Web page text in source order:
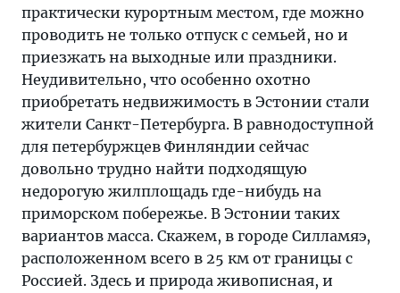
практически курортным местом, где можно
проводить не только отпуск с семьей, но и
приезжать на выходные или праздники.
Неудивительно, что особенно охотно
приобретать недвижимость в Эстонии стали
жители Санкт-Петербурга. В равнодоступной
для петербуржцев Финляндии сейчас
довольно трудно найти подходящую
недорогую жилплощадь где-нибудь на
приморском побережье. В Эстонии таких
вариантов масса. Скажем, в городе Силламяэ,
расположенном всего в 25 км от границы с
Россией. Здесь и природа живописная, и